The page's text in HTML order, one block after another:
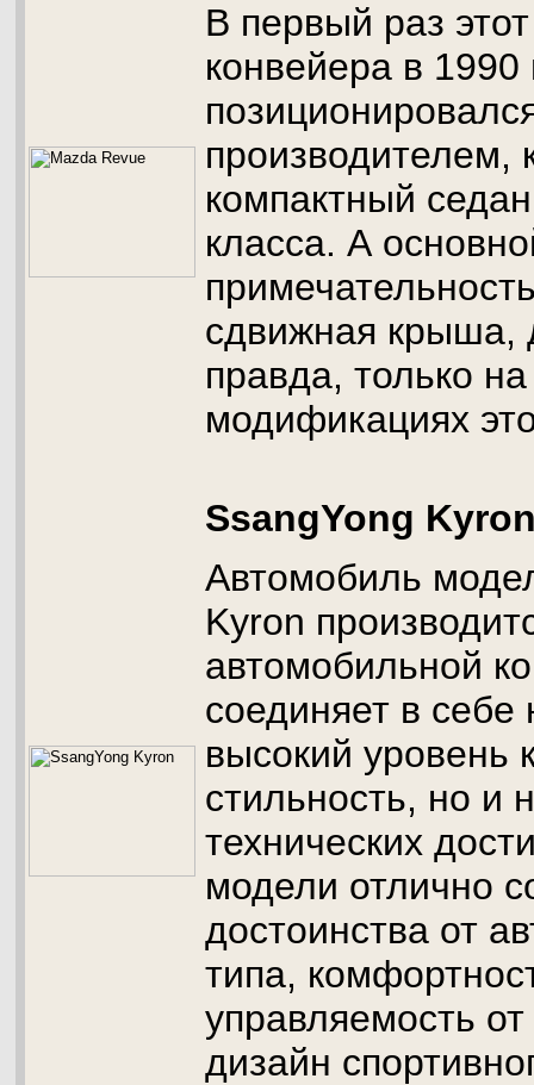
В первый раз
конвейера в 1990
производителем,
компактный
класса. А
сдвижная крыша,
правда, только
модификациях
SsangYong
Автомобиль
Kyron
автомобильной
соединяет в себе
высокий уровень
стильность, но и
технических
модели отлично
достоинства от
типа,
управляемость
дизайн